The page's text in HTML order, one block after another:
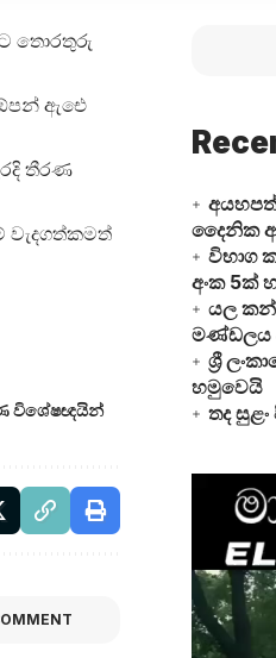
තොරතුරු
ඕපන් ඇඓ
තීරණ
වැදගත්කමත්
විශේෂඥයින්
දෛනික
විභාග
අංක 5ක්
යල
මණ්ඩලය
ශ්‍රී
හමුවෙයි
තද
Video
Player